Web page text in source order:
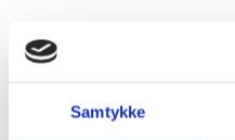
Samtykke